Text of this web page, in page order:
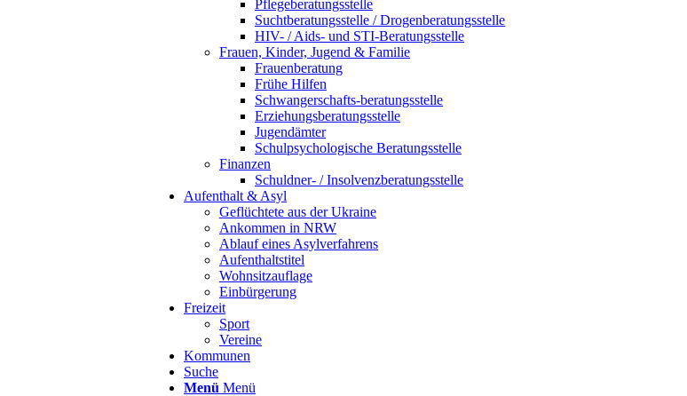
Pflegeberatungsstelle
Suchtberatungsstelle / Drogenberatungsstelle
HIV- / Aids- und STI-Beratungsstelle
Frauen, Kinder, Jugend & Familie
Frauenberatung
Frühe Hilfen
Schwangerschafts-beratungsstelle
Erziehungsberatungsstelle
Jugendämter
Schulpsychologische Beratungsstelle
Finanzen
Schuldner- / Insolvenzberatungsstelle
Aufenthalt & Asyl
Geflüchtete aus der Ukraine
Ankommen in NRW
Ablauf eines Asylverfahrens
Aufenthaltstitel
Wohnsitzauflage
Einbürgerung
Freizeit
Sport
Vereine
Kommunen
Suche
Menü Menü